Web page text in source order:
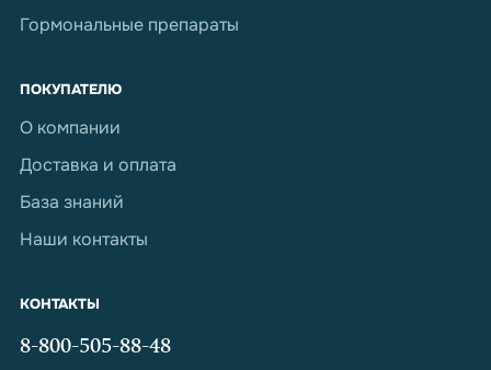
Гормональные препараты
ПОКУПАТЕЛЮ
О компании
Доставка и оплата
База знаний
Наши контакты
КОНТАКТЫ
8-800-505-88-48